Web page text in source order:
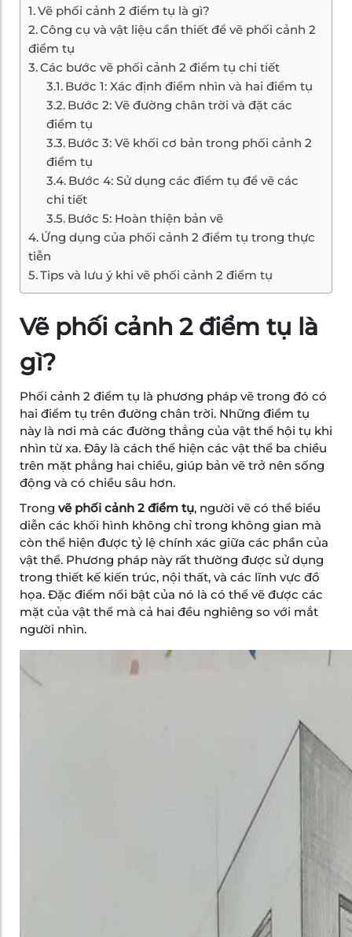
Vẽ phối cảnh 2 điểm tụ là gì?
Công cụ và vật liệu cần thiết để vẽ phối cảnh 2
điểm tụ
Các bước vẽ phối cảnh 2 điểm tụ chi tiết
Bước 1: Xác định điểm nhìn và hai điểm tụ
Bước 2: Vẽ đường chân trời và đặt các
điểm tụ
Bước 3: Vẽ khối cơ bản trong phối cảnh 2
điểm tụ
Bước 4: Sử dụng các điểm tụ để vẽ các
chi tiết
Bước 5: Hoàn thiện bản vẽ
Ứng dụng của phối cảnh 2 điểm tụ trong thực
tiễn
Tips và lưu ý khi vẽ phối cảnh 2 điểm tụ
Vẽ phối cảnh 2 điểm tụ là
gì?
Phối cảnh 2 điểm tụ là phương pháp vẽ trong đó có
hai điểm tụ trên đường chân trời. Những điểm tụ
này là nơi mà các đường thẳng của vật thể hội tụ khi
nhìn từ xa. Đây là cách thể hiện các vật thể ba chiều
trên mặt phẳng hai chiều, giúp bản vẽ trở nên sống
động và có chiều sâu hơn.
Trong vẽ phối cảnh 2 điểm tụ, người vẽ có thể biểu
diễn các khối hình không chỉ trong không gian mà
còn thể hiện được tỷ lệ chính xác giữa các phần của
vật thể. Phương pháp này rất thường được sử dụng
trong thiết kế kiến trúc, nội thất, và các lĩnh vực đồ
họa. Đặc điểm nổi bật của nó là có thể vẽ được các
mặt của vật thể mà cả hai đều nghiêng so với mắt
người nhìn.